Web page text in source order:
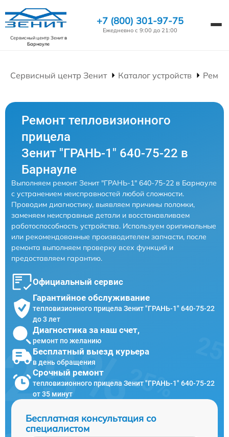
Сервисный центр Зенитв
Барнауле
+7 (800) 301-97-75
Ежедневно с 9:00 до 21:00
Сервисный центр Зенит Каталог устройств
Ремонт тепловизионного
прицела
Зенит "ГРАНЬ-1" 640-75-22 в
Барнауле
Выполняем ремонт Зенит "ГРАНЬ-1" 640-75-22 в Барнауле
с устранением неисправностей любой сложности.
Проводим диагностику, выявляем причины поломки,
заменяем неисправные детали и восстанавливаем
работоспособность устройства. Используем оригинальные
или рекомендованные производителем запчасти, после
ремонта выполняем проверку всех функций и
предоставляем гарантию.
Официальный сервис
Гарантийное обслуживание
тепловизионного прицела Зенит "ГРАНЬ-1" 640-75-22
до 3 лет
Диагностика за наш счет,
ремонт по желанию
Бесплатный выезд курьера
в день обращения
Срочный ремонт
тепловизионного прицела Зенит "ГРАНЬ-1" 640-75-22
от 35 минут
Бесплатная консультация со
специалистом